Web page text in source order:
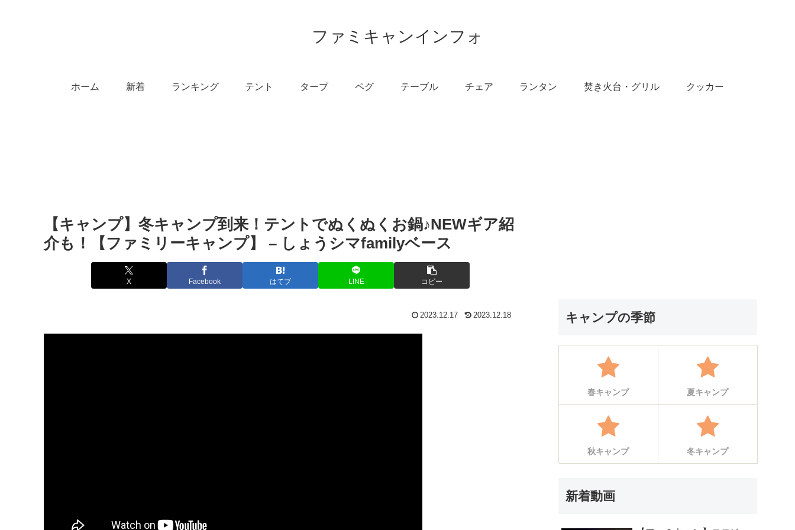
ファミキャンインフォ
ホーム 新着 ランキング テント タープ ペグ テーブル チェア ランタン 焚き火台・グリル クッカー
【キャンプ】冬キャンプ到来！テントでぬくぬくお鍋♪NEWギア紹
介も！【ファミリーキャンプ】 – しょうシマfamilyベース
X Facebook はてブ LINE コピー
2023.12.17 2023.12.18 キャンプの季節
春キャンプ 夏キャンプ
秋キャンプ 冬キャンプ
新着動画